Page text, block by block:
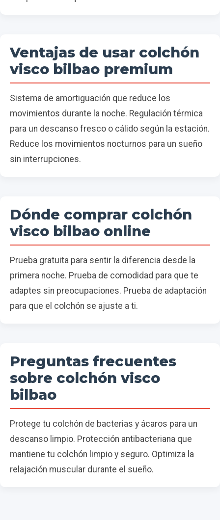
Ventajas de usar colchón
visco bilbao premium
Sistema de amortiguación que reduce los
movimientos durante la noche. Regulación térmica
para un descanso fresco o cálido según la estación.
Reduce los movimientos nocturnos para un sueño
sin interrupciones.
Dónde comprar colchón
visco bilbao online
Prueba gratuita para sentir la diferencia desde la
primera noche. Prueba de comodidad para que te
adaptes sin preocupaciones. Prueba de adaptación
para que el colchón se ajuste a ti.
Preguntas frecuentes
sobre colchón visco
bilbao
Protege tu colchón de bacterias y ácaros para un
descanso limpio. Protección antibacteriana que
mantiene tu colchón limpio y seguro. Optimiza la
relajación muscular durante el sueño.